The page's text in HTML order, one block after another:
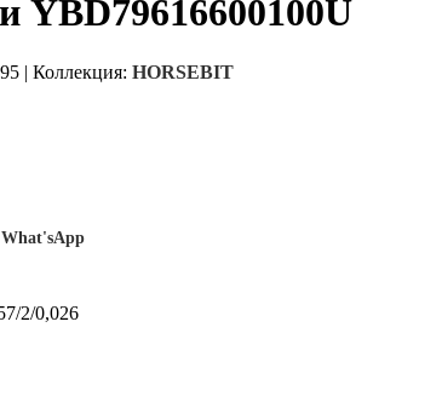
YBD79616600100U
| Коллекция: HORSEBIT
What'sApp
2/0,026